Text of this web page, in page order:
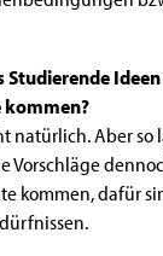
kommen?
natürlich. Aber
Vorschläge
kommen, dafür